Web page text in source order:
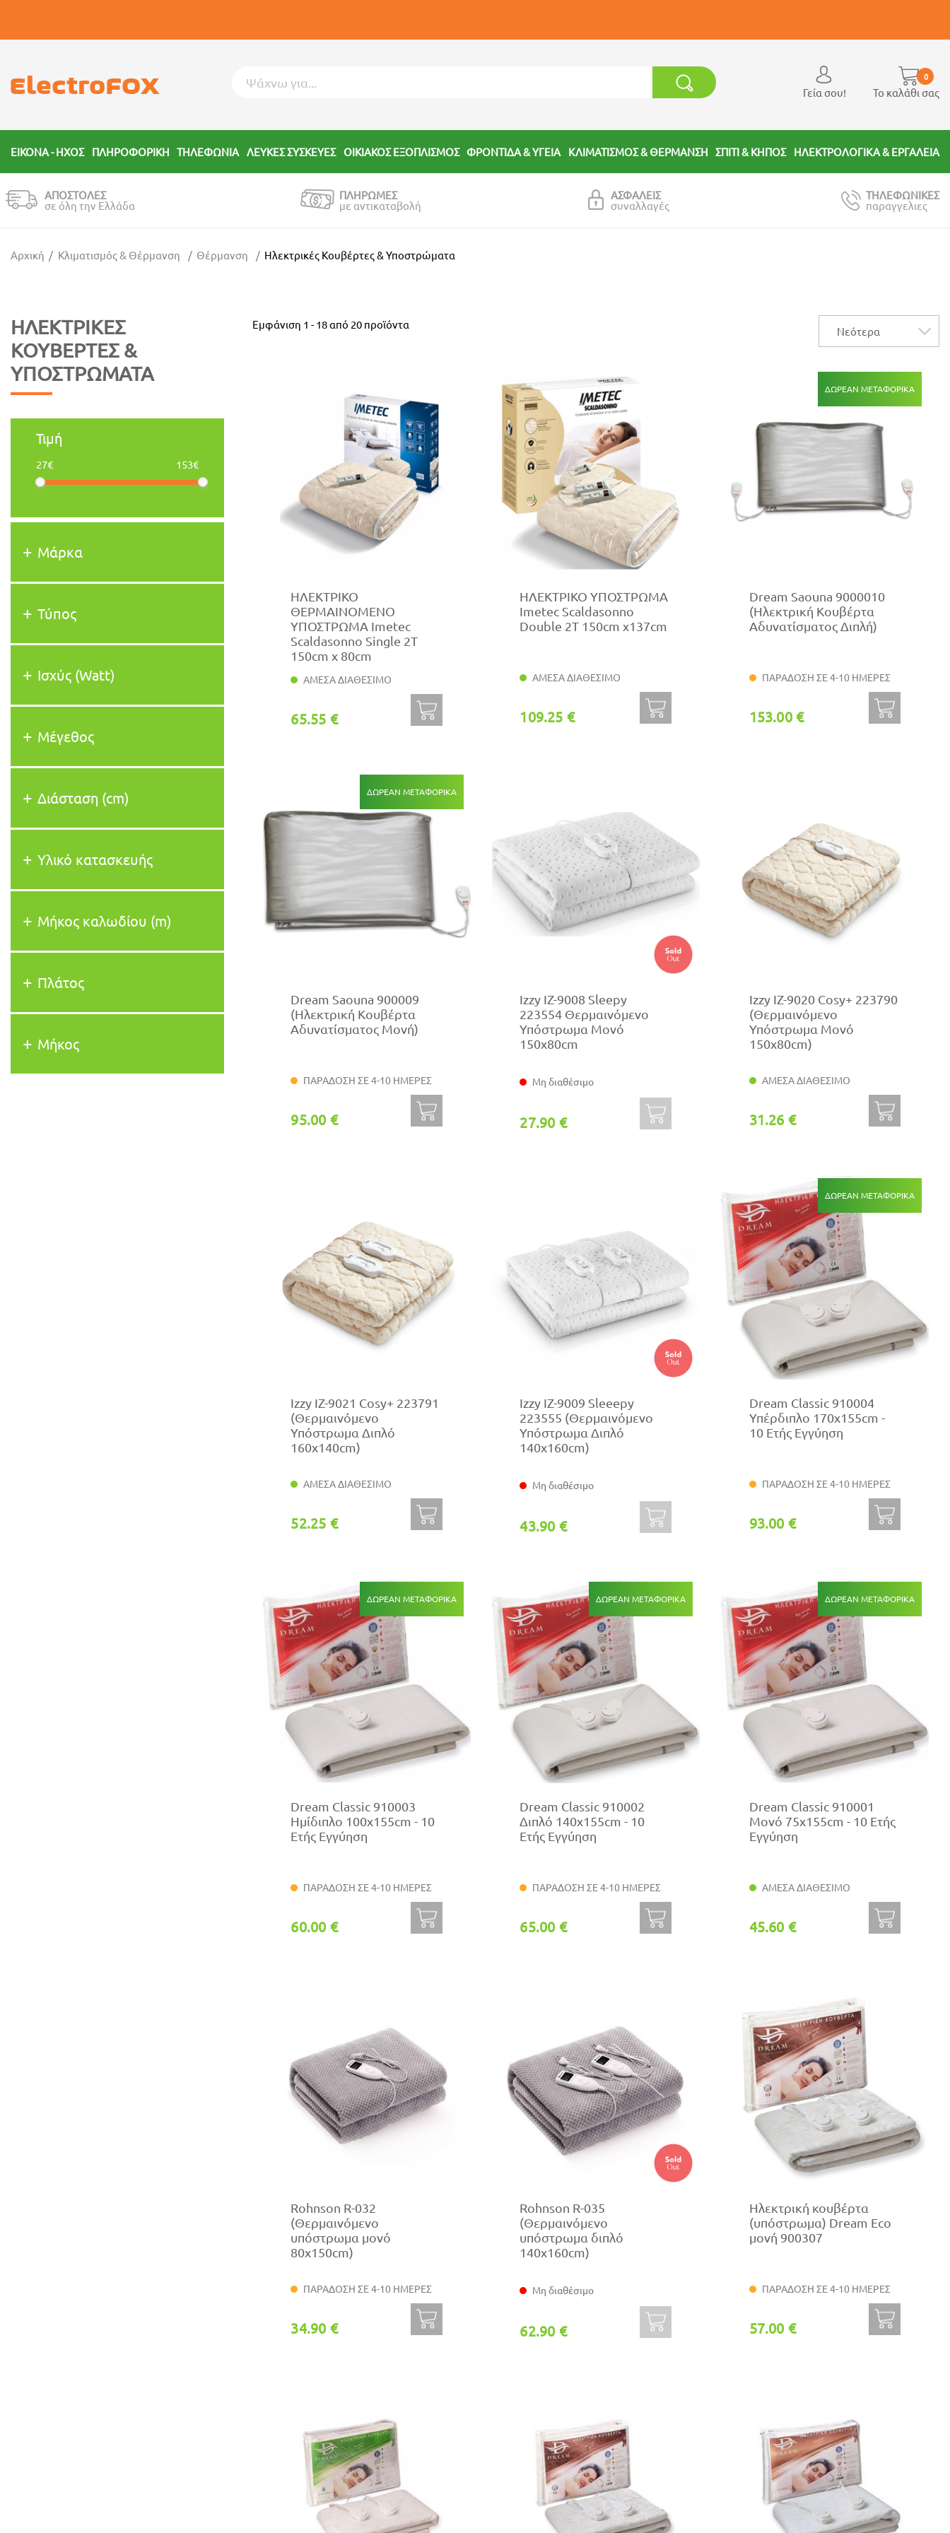
Γεία σου!
0
Το καλάθι σας
ΕΙΚΟΝΑ - ΗΧΟΣ ΠΛΗΡΟΦΟΡΙΚΗ ΤΗΛΕΦΩΝΙΑ ΛΕΥΚΕΣ ΣΥΣΚΕΥΕΣ ΟΙΚΙΑΚΟΣ ΕΞΟΠΛΙΣΜΟΣ ΦΡΟΝΤΙΔΑ & ΥΓΕΙΑ ΚΛΙΜΑΤΙΣΜΟΣ & ΘΕΡΜΑΝΣΗ ΣΠΙΤΙ & ΚΗΠΟΣ ΗΛΕΚΤΡΟΛΟΓΙΚΑ & ΕΡΓΑΛΕΙΑ
ΑΠΟΣΤΟΛΕΣ
σε όλη την Ελλάδα
ΠΛΗΡΩΜΕΣ
με αντικαταβολή
ΑΣΦΑΛΕΙΣ
συναλλαγές
ΤΗΛΕΦΩΝΙΚΕΣ
παραγγελιες
Αρχική Κλιματισμός & Θέρμανση Θέρμανση Ηλεκτρικές Κουβέρτες & Υποστρώματα
ΗΛΕΚΤΡΙΚΈΣ
ΚΟΥΒΈΡΤΕΣ &
ΥΠΟΣΤΡΏΜΑΤΑ
Τιμή
27€ 153€
Μάρκα
Τύπος
Ισχύς (Watt)
Μέγεθος
Διάσταση (cm)
Υλικό κατασκευής
Μήκος καλωδίου (m)
Πλάτος
Μήκος
Εμφάνιση 1 - 18από 20προϊόντα
ΗΛΕΚΤΡΙΚΟ
ΘΕΡΜΑΙΝΟΜΕΝΟ
ΥΠΟΣΤΡΩΜΑ Imetec
Scaldasonno Single 2T
150cm x 80cm
ΑΜΕΣΑ ΔΙΑΘΕΣΙΜΟ
65.55 €
ΗΛΕΚΤΡΙΚΟ ΥΠΟΣΤΡΩΜΑ
Imetec Scaldasonno
Double 2T 150cm x137cm
ΑΜΕΣΑ ΔΙΑΘΕΣΙΜΟ
109.25 €
ΔΩΡΕΆΝ ΜΕΤΑΦΟΡΙΚΆ
Dream Saouna 9000010
(Ηλεκτρική Κουβέρτα
Αδυνατίσματος Διπλή)
ΠΑΡΑΔΟΣΗ ΣΕ 4-10 ΗΜΕΡΕΣ
153.00 €
ΔΩΡΕΆΝ ΜΕΤΑΦΟΡΙΚΆ
Dream Saouna 900009
(Ηλεκτρική Κουβέρτα
Αδυνατίσματος Μονή)
ΠΑΡΑΔΟΣΗ ΣΕ 4-10 ΗΜΕΡΕΣ
95.00 €
Izzy IZ-9008 Sleepy
223554 Θερμαινόμενο
Υπόστρωμα Μονό
150x80cm
Μη διαθέσιμο
27.90 €
Izzy IZ-9020 Cosy+ 223790
(Θερμαινόμενο
Υπόστρωμα Μονό
150x80cm)
ΑΜΕΣΑ ΔΙΑΘΕΣΙΜΟ
31.26 €
Izzy ΙΖ-9021 Cosy+ 223791
(Θερμαινόμενο
Υπόστρωμα Διπλό
160x140cm)
ΑΜΕΣΑ ΔΙΑΘΕΣΙΜΟ
52.25 €
Izzy IZ-9009 Sleeepy
223555 (Θερμαινόμενο
Υπόστρωμα Διπλό
140x160cm)
Μη διαθέσιμο
43.90 €
ΔΩΡΕΆΝ ΜΕΤΑΦΟΡΙΚΆ
Dream Classic 910004
Υπέρδιπλο 170x155cm -
10 Ετής Εγγύηση
ΠΑΡΑΔΟΣΗ ΣΕ 4-10 ΗΜΕΡΕΣ
93.00 €
ΔΩΡΕΆΝ ΜΕΤΑΦΟΡΙΚΆ
Dream Classic 910003
Ημίδιπλο 100x155cm - 10
Ετής Εγγύηση
ΠΑΡΑΔΟΣΗ ΣΕ 4-10 ΗΜΕΡΕΣ
60.00 €
ΔΩΡΕΆΝ ΜΕΤΑΦΟΡΙΚΆ
Dream Classic 910002
Διπλό 140x155cm - 10
Ετής Εγγύηση
ΠΑΡΑΔΟΣΗ ΣΕ 4-10 ΗΜΕΡΕΣ
65.00 €
ΔΩΡΕΆΝ ΜΕΤΑΦΟΡΙΚΆ
Dream Classic 910001
Μονό 75x155cm - 10 Ετής
Εγγύηση
ΑΜΕΣΑ ΔΙΑΘΕΣΙΜΟ
45.60 €
Rohnson R-032
(Θερμαινόμενο
υπόστρωμα μονό
80x150cm)
ΠΑΡΑΔΟΣΗ ΣΕ 4-10 ΗΜΕΡΕΣ
34.90 €
Rohnson R-035
(Θερμαινόμενο
υπόστρωμα διπλό
140x160cm)
Μη διαθέσιμο
62.90 €
Ηλεκτρική κουβέρτα
(υπόστρωμα) Dream Eco
μονή 900307
ΠΑΡΑΔΟΣΗ ΣΕ 4-10 ΗΜΕΡΕΣ
57.00 €